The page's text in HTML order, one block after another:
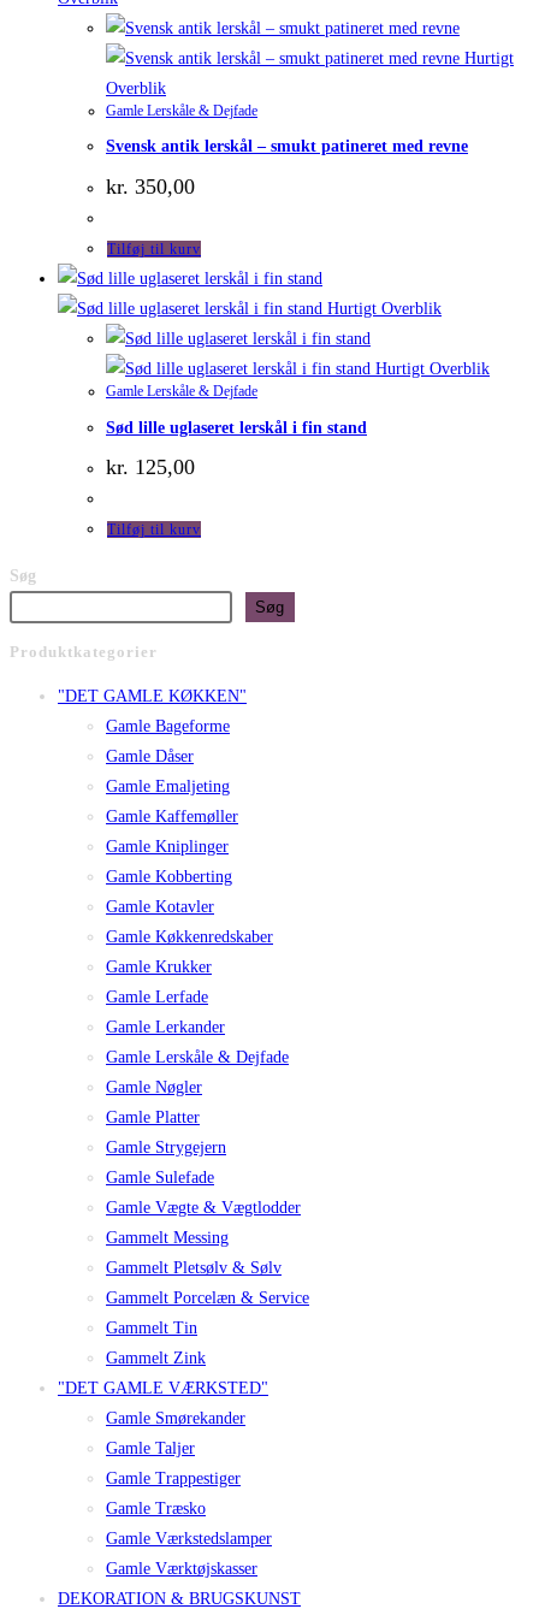
Hurtigt
Overblik
Gamle Lerskåle & Dejfade
Svensk antik lerskål – smukt patineret med revne
kr. 350,00
Tilføj til kurv
Hurtigt Overblik
Hurtigt Overblik
Gamle Lerskåle & Dejfade
Sød lille uglaseret lerskål i fin stand
kr. 125,00
Tilføj til kurv
Søg
Søg
Produktkategorier
"DET GAMLE KØKKEN"
Gamle Bageforme
Gamle Dåser
Gamle Emaljeting
Gamle Kaffemøller
Gamle Kniplinger
Gamle Kobberting
Gamle Kotavler
Gamle Køkkenredskaber
Gamle Krukker
Gamle Lerfade
Gamle Lerkander
Gamle Lerskåle & Dejfade
Gamle Nøgler
Gamle Platter
Gamle Strygejern
Gamle Sulefade
Gamle Vægte & Vægtlodder
Gammelt Messing
Gammelt Pletsølv & Sølv
Gammelt Porcelæn & Service
Gammelt Tin
Gammelt Zink
"DET GAMLE VÆRKSTED"
Gamle Smørekander
Gamle Taljer
Gamle Trappestiger
Gamle Træsko
Gamle Værkstedslamper
Gamle Værktøjskasser
DEKORATION & BRUGSKUNST